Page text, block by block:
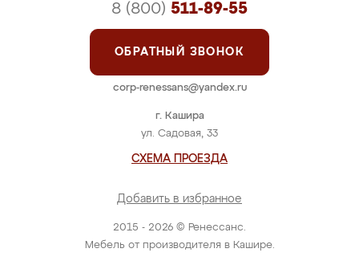
2015 - 2026 © Ренессанс.
Мебель от производителя в Кашире.
г. Кашира
ул. Садовая, 33
СХЕМА ПРОЕЗДА
Добавить в избранное
8 (800) 511-89-55
ОБРАТНЫЙ ЗВОНОК
corp-renessans@yandex.ru